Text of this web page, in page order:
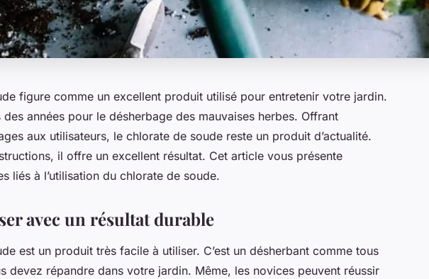
figure comme un excellent produit utilisé pour entretenir votre jardin.
années pour le désherbage des mauvaises herbes. Offrant
aux utilisateurs, le chlorate de soude reste un produit d’actualité.
il offre un excellent résultat. Cet article vous présente
liés à l’utilisation du chlorate de soude.
avec un résultat durable
est un produit très facile à utiliser. C’est un désherbant comme tous
devez répandre dans votre jardin. Même, les novices peuvent réussir